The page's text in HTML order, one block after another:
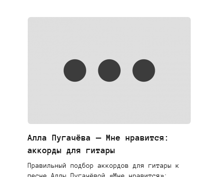
Алла Пугачёва — Мне нравится:
аккорды для гитары
Правильный подбор аккордов для гитары к